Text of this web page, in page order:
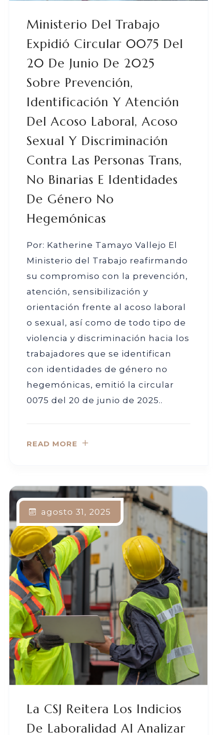
Ministerio Del Trabajo
Expidió Circular 0075 Del
20 De Junio De 2025
Sobre Prevención,
Identificación Y Atención
Del Acoso Laboral, Acoso
Sexual Y Discriminación
Contra Las Personas Trans,
No Binarias E Identidades
De Género No
Hegemónicas
Por: Katherine Tamayo Vallejo El
Ministerio del Trabajo reafirmando
su compromiso con la prevención,
atención, sensibilización y
orientación frente al acoso laboral
o sexual, así como de todo tipo de
violencia y discriminación hacia los
trabajadores que se identifican
con identidades de género no
hegemónicas, emitió la circular
0075 del 20 de junio de 2025..
READ MORE
La CSJ Reitera Los Indicios
De Laboralidad Al Analizar
agosto 31, 2025